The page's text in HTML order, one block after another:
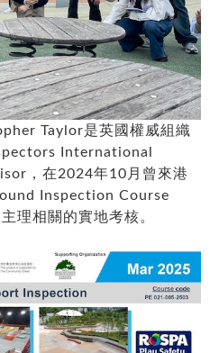
Taylor是英國權威組織
International
，在2024年10月曾來港
Inspection Course
理相關的實地考核。